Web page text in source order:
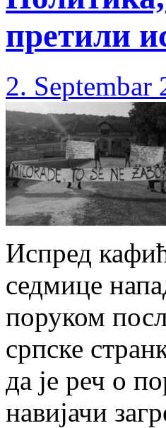
претили
2. Septembar
Испред
седмице
поруком
српске
да је реч о
навијачи